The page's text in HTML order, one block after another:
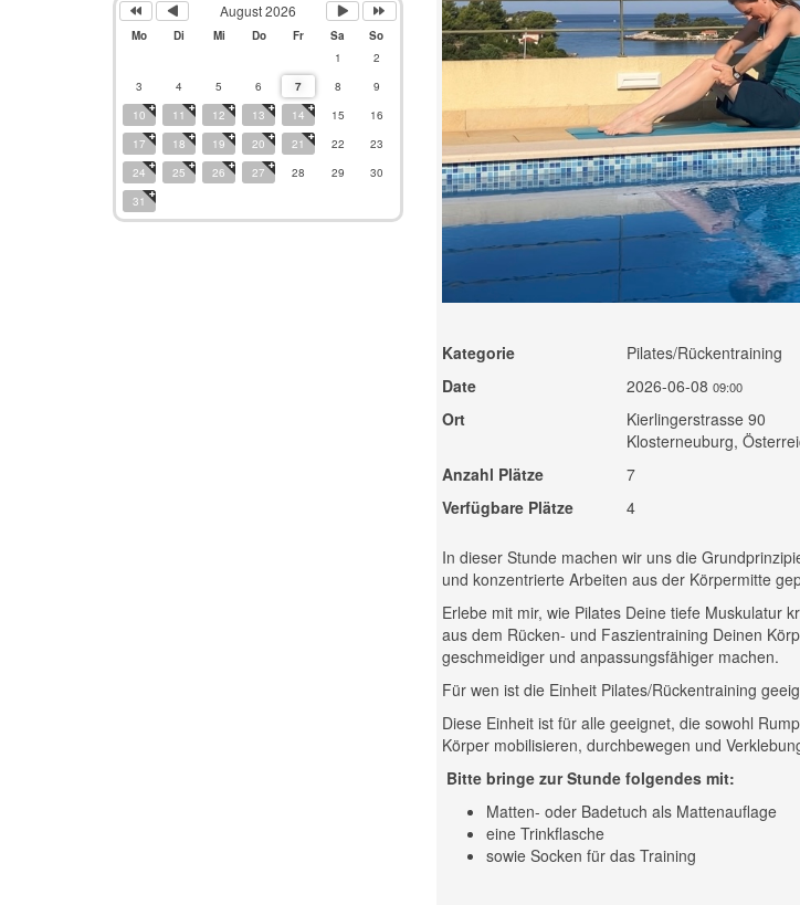
Kategorie
Pilates/Rückentraining
Date
2026-06-08 09:00
Ort
Kierlingerstrasse 90
Klosterneuburg,
Anzahl Plätze
7
Verfügbare Plätze
4
In dieser Stunde machen wir uns die
und konzentrierte Arbeiten aus der Körpermitte
Erlebe mit mir, wie Pilates Deine tiefe Muskulatur
aus dem Rücken- und Faszientraining Deinen
geschmeidiger und anpassungsfähiger machen.
Für wen ist die Einheit Pilates/Rückentraining
Diese Einheit ist für alle geeignet, die sowohl
Körper mobilisieren, durchbewegen und
Bitte bringe zur Stunde folgendes mit:
Matten- oder Badetuch als Mattenauflage
eine Trinkflasche
sowie Socken für das Training
August 2026
Mo Di Mi Do Fr Sa
So
1
2
3
4 5 6 7 8
9
10
11 12 13 14 15
16
17
18 19 20 21 22
23
24
25 26 27 28 29
30
31